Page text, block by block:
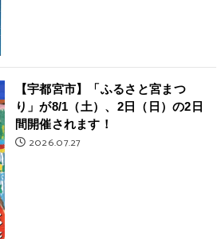
【宇都宮市】「ふるさと宮まつ
り」が8/1（土）、2日（日）の2日
間開催されます！
2026.07.27